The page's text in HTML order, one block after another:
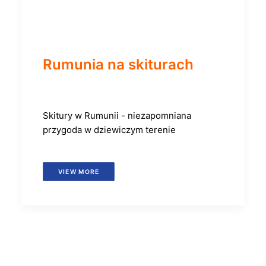
Rumunia na skiturach
Skitury w Rumunii - niezapomniana
przygoda w dziewiczym terenie
VIEW MORE